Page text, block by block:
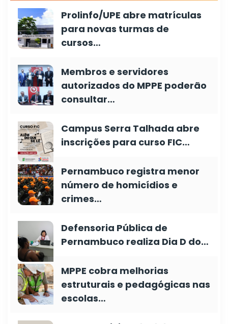
Prolinfo/UPE abre matrículas
para novas turmas de
cursos…
Membros e servidores
autorizados do MPPE poderão
consultar…
Campus Serra Talhada abre
inscrições para curso FIC…
Pernambuco registra menor
número de homicídios e
crimes…
Defensoria Pública de
Pernambuco realiza Dia D do…
MPPE cobra melhorias
estruturais e pedagógicas nas
escolas…